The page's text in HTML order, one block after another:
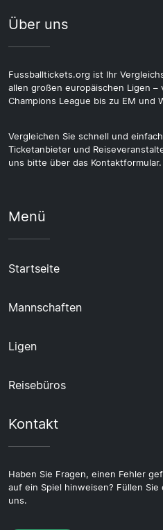
Über uns
Fussballtickets.org ist Ihr
allen großen europäischen Ligen –
Champions League bis zu EM und
Vergleichen Sie schnell und
Ticketanbieter und
uns bitte über das Kontaktformular.
Menü
Startseite
Mannschaften
Ligen
Reisebüros
Kontakt
Haben Sie Fragen, einen Fehler
auf ein Spiel hinweisen? Füllen Sie
uns.